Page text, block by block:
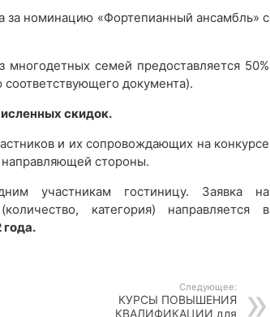
за номинацию «Фортепианный ансамбль» с
семей предоставляется 50%
документа).
скидок.
и их сопровождающих на конкурсе
направляющей стороны.
участникам гостиницу. Заявка на
категория) направляется в
года.
Следующее:
КУРСЫ ПОВЫШЕНИЯ
КВАЛИФИКАЦИИ для